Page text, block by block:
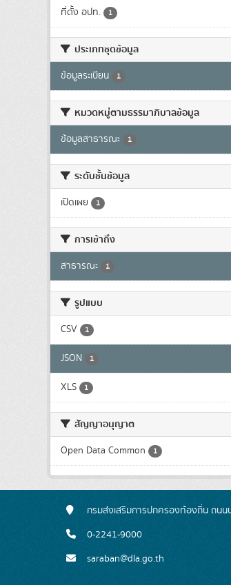
ที่ตั้ง อปท. 1
ประเภทชุดข้อมูล
ข้อมูลระเบียน 1
หมวดหมู่ตามธรรมาภิบาลข้อมูล
ข้อมูลสาธารณะ 1
ระดับชั้นข้อมูล
เปิดเผย 1
การเข้าถึง
สาธารณะ 1
รูปแบบ
CSV 1
JSON 1
XLS 1
สัญญาอนุญาต
Open Data Common 1
กรมส่งเสริมการปกครองท้องถิ่น ถน
0-2241-9000
saraban@dla.go.th